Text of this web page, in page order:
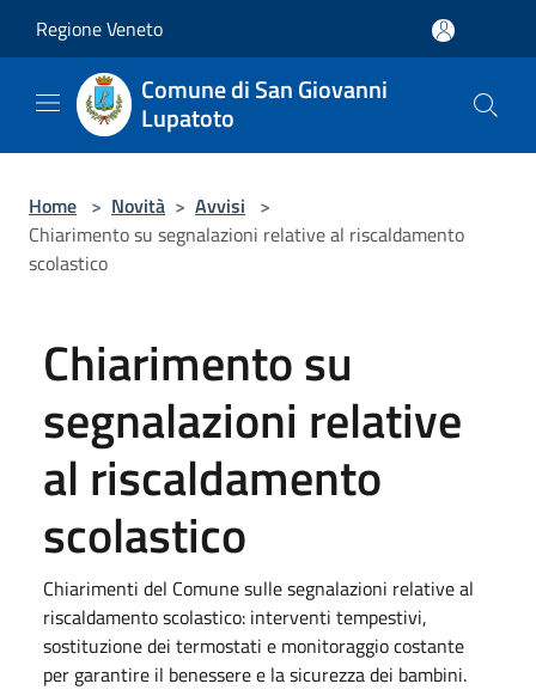
Regione Veneto
Comune di San Giovanni
Lupatoto
Home > Novità > Avvisi >
Chiarimento su segnalazioni relative al riscaldamento
scolastico
Chiarimento su
segnalazioni relative
al riscaldamento
scolastico
Chiarimenti del Comune sulle segnalazioni relative al
riscaldamento scolastico: interventi tempestivi,
sostituzione dei termostati e monitoraggio costante
per garantire il benessere e la sicurezza dei bambini.